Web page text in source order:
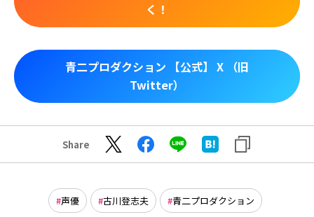
く！
青二プロダクション 【公式】 X （旧
Twitter）
Share
声優 古川登志夫 青二プロダクション